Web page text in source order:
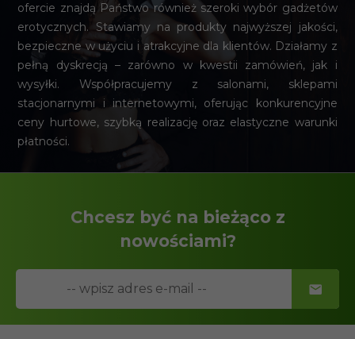
ofercie znajdą Państwo również szeroki wybór gadżetów
erotycznych. Stawiamy na produkty najwyższej jakości,
bezpieczne w użyciu i atrakcyjne dla klientów. Działamy z
pełną dyskrecją – zarówno w kwestii zamówień, jak i
wysyłki. Współpracujemy z salonami, sklepami
stacjonarnymi i internetowymi, oferując konkurencyjne
ceny hurtowe, szybką realizację oraz elastyczne warunki
płatności.
Chcesz być na bieżąco z
nowościami?